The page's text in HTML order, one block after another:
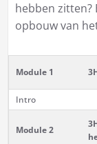
hebben zitten?
opbouw van
Module 1
Intro
Module 2